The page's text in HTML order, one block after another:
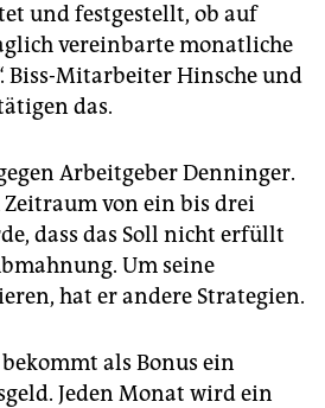
und festgestellt, ob auf
vereinbarte monatliche
Biss-Mitarbeiter Hinsche und
das.
Arbeitgeber Denninger.
von ein bis drei
dass das Soll nicht erfüllt
Um seine
hat er andere Strategien.
als Bonus ein
Jeden Monat wird ein